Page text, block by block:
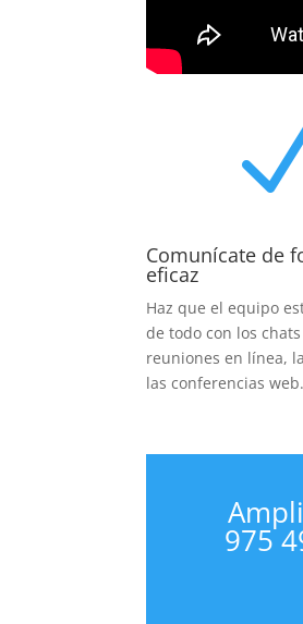
Comunícate de
eficaz
Haz que el equipo
de todo con los
reuniones en línea,
las conferencias web.
975